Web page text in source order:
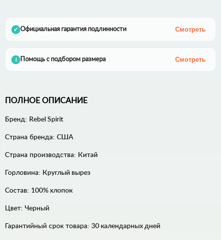
✓ Официальная гарантия подлинности Смотреть
i Помощь с подбором размера Смотреть
ПОЛНОЕ ОПИСАНИЕ
Бренд: Rebel Spirit
Страна бренда: США
Страна производства: Китай
Горловина: Круглый вырез
Состав: 100% хлопок
Цвет: Черный
Гарантийный срок товара: 30 календарных дней